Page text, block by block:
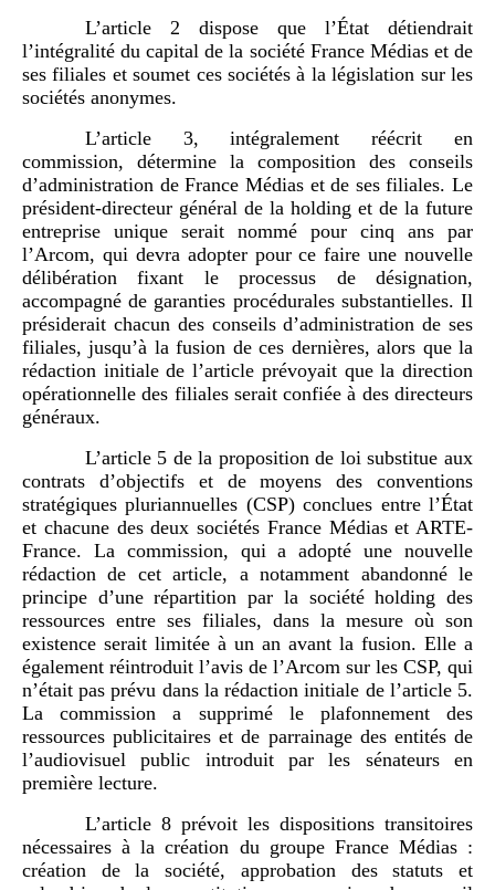
L’article 2 dispose que l’État détiendrait
l’intégralité du capital de la société France Médias et de
ses filiales et soumet ces sociétés à la législation sur les
sociétés anonymes.
L’article 3, intégralement réécrit en
commission, détermine la composition des conseils
d’administration de France Médias et de ses filiales. Le
président-directeur général de la holding et de la future
entreprise unique serait nommé pour cinq ans par
l’Arcom, qui devra adopter pour ce faire une nouvelle
délibération fixant le processus de désignation,
accompagné de garanties procédurales substantielles. Il
présiderait chacun des conseils d’administration de ses
filiales, jusqu’à la fusion de ces dernières, alors que la
rédaction initiale de l’article prévoyait que la direction
opérationnelle des filiales serait confiée à des directeurs
généraux.
L’article 5 de la proposition de loi substitue aux
contrats d’objectifs et de moyens des conventions
stratégiques pluriannuelles (CSP) conclues entre l’État
et chacune des deux sociétés France Médias et ARTE-
France. La commission, qui a adopté une nouvelle
rédaction de cet article, a notamment abandonné le
principe d’une répartition par la société holding des
ressources entre ses filiales, dans la mesure où son
existence serait limitée à un an avant la fusion. Elle a
également réintroduit l’avis de l’Arcom sur les CSP, qui
n’était pas prévu dans la rédaction initiale de l’article 5.
La commission a supprimé le plafonnement des
ressources publicitaires et de parrainage des entités de
l’audiovisuel public introduit par les sénateurs en
première lecture.
L’article 8 prévoit les dispositions transitoires
nécessaires à la création du groupe France Médias :
création de la société, approbation des statuts et